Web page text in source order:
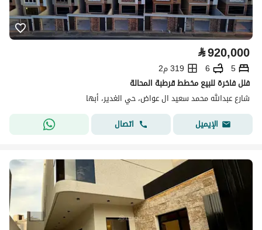
⃁920,000
5
6
319 م2
فلل فاخرة للبيع مخطط قرطبة المحالة
شارع عبدالله محمد سعيد ال عواض، حي الغدير، أبها
الإيميل
اتصال